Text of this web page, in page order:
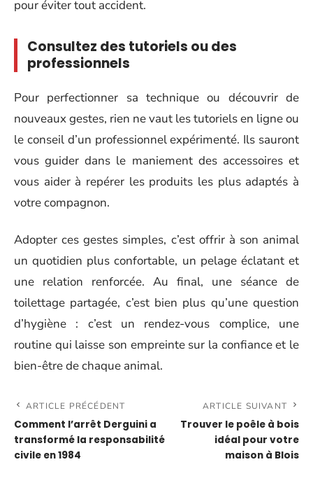
pour éviter tout accident.
Consultez des tutoriels ou des
professionnels
Pour perfectionner sa technique ou découvrir de
nouveaux gestes, rien ne vaut les tutoriels en ligne ou
le conseil d’un professionnel expérimenté. Ils sauront
vous guider dans le maniement des accessoires et
vous aider à repérer les produits les plus adaptés à
votre compagnon.
Adopter ces gestes simples, c’est offrir à son animal
un quotidien plus confortable, un pelage éclatant et
une relation renforcée. Au final, une séance de
toilettage partagée, c’est bien plus qu’une question
d’hygiène : c’est un rendez-vous complice, une
routine qui laisse son empreinte sur la confiance et le
bien-être de chaque animal.
ARTICLE PRÉCÉDENT
Comment l’arrêt Derguini a
transformé la responsabilité
civile en 1984
ARTICLE SUIVANT
Trouver le poêle à bois
idéal pour votre
maison à Blois